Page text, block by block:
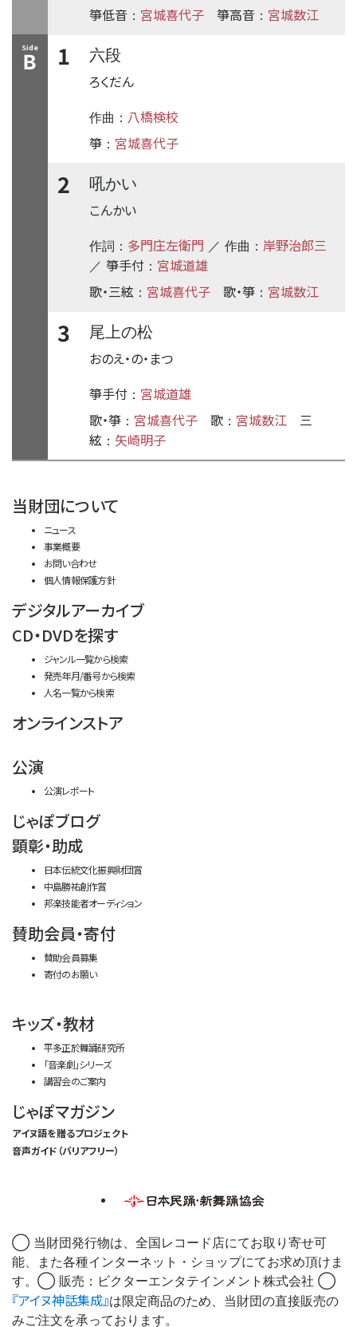
箏低音 ： 宮城喜代子 箏高音 ： 宮城数江
Side
B 1
六段
ろくだん
作曲： 八橋検校
箏 ： 宮城喜代子
2
吼かい
こんかい
作詞： 多門庄左衛門 ／ 作曲： 岸野治郎三
／ 箏手付 ： 宮城道雄
歌・三絃 ： 宮城喜代子 歌・箏 ： 宮城数江
3
尾上の松
おのえ・の・まつ
箏手付 ： 宮城道雄
歌・箏 ： 宮城喜代子 歌 ： 宮城数江
三
絃 ： 矢崎明子
当財団について
ニュース
事業概要
お問い合わせ
個人情報保護方針
デジタルアーカイブ
CD・DVDを探す
ジャンル一覧から検索
発売年月/番号から検索
人名一覧から検索
オンラインストア
公演
公演レポート
じゃぽブログ
顕彰・助成
日本伝統文化振興財団賞
中島勝祐創作賞
邦楽技能者オーディション
賛助会員・寄付
賛助会員募集
寄付のお願い
キッズ・教材
平多正於舞踊研究所
「音楽劇」シリーズ
講習会のご案内
じゃぽマガジン
アイヌ語を贈るプロジェクト
音声ガイド（バリアフリー）
◯ 当財団発行物は、全国レコード店にてお取り寄せ可
能、また各種インターネット・ショップにてお求め頂けま
す。◯ 販売：ビクターエンタテインメント株式会社 ◯
『アイヌ神話集成』は限定商品のため、当財団の直接販売の
みご注文を承っております。